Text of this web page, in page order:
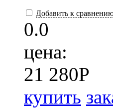
Добавить к
0.0
цена:
21 280P
купить